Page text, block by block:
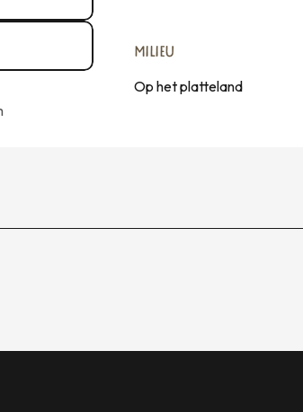
MILIEU
MILIEU
Op het platteland